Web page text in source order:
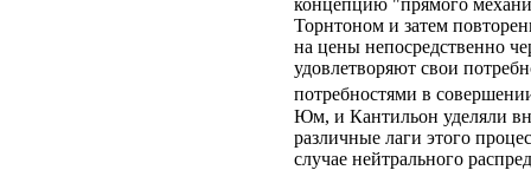
концепцию "прямого
Торнтоном и затем
на цены непосредственно
удовлетворяют свои
потребностями в
Юм, и Кантильон уделяли
различные лаги этого
случае нейтрального